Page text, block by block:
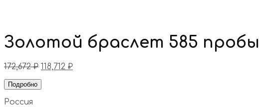
Золотой браслет 585 пробы
172,672₽ 118,712 ₽
Подробно
Россия